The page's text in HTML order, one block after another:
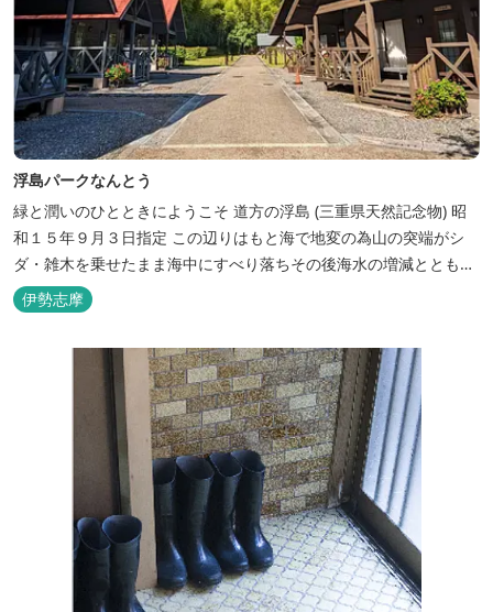
浮島パークなんとう
緑と潤いのひとときにようこそ ​道方の浮島 (三重県天然記念物) 昭
和１５年９月３日指定 この辺りはもと海で地変の為山の突端がシ
ダ・雑木を乗せたまま海中にすべり落ちその後海水の増減とともに
浮き沈みするようになったと伝えられています。 周辺は浮島を廻る
散策路が設けられ、また海岸線が一望できる展望塔へと続く遊歩道
もあり自然と親しむ見どころがあります。 ご家族連れで気軽にご利
伊勢志摩